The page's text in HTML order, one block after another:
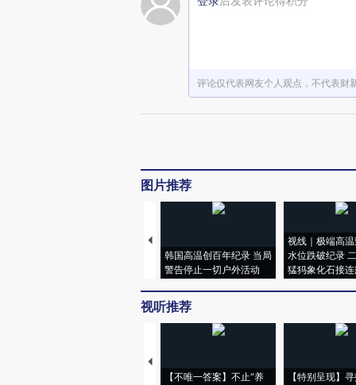
评论仅代表网友个人观点，不代表财
图片推荐
韩国高温创百年纪录 当局
警告停止一切户外活动
视线｜极端高
水位跌破纪录
猛犸象化石接连
视听推荐
【不唯一答案】不止“养
【特别呈现】